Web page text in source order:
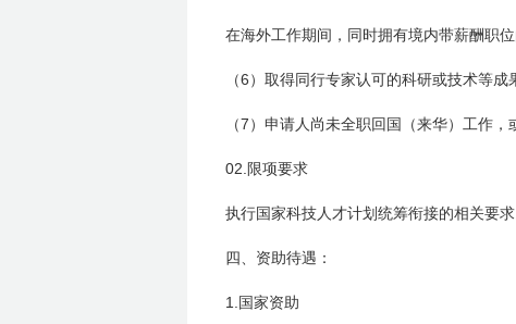
在海外工作期间，同时拥有境内带薪酬职
（6 ）取得同行专家认可的科研或技术等成
（7 ）申请人尚未全职回国（来华）工作，
02. 限项要求
执行国家科技人才计划统筹衔接的相关要
四、资助待遇：
1. 国家资助